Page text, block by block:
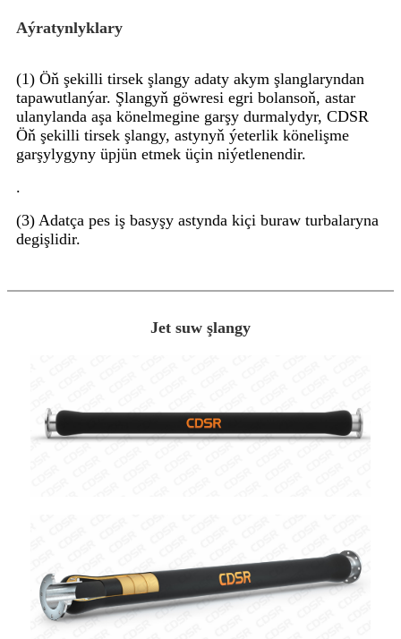
Aýratynlyklary
(1) Öň şekilli tirsek şlangy adaty akym şlanglaryndan
tapawutlanýar. Şlangyň göwresi egri bolansoň, astar
ulanylanda aşa könelmegine garşy durmalydyr, CDSR
Öň şekilli tirsek şlangy, astynyň ýeterlik könelişme
garşylygyny üpjün etmek üçin niýetlenendir.
.
(3) Adatça pes iş basyşy astynda kiçi buraw turbalaryna
degişlidir.
Jet suw şlangy